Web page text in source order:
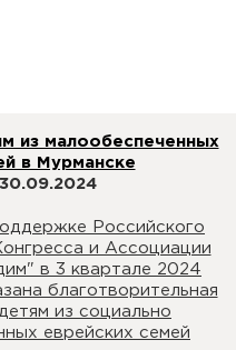
из малообеспеченных
в Мурманске
30.09.2024
Российского
и Ассоциации
в 3 квартале 2024
благотворительная
из социально
еврейских семей